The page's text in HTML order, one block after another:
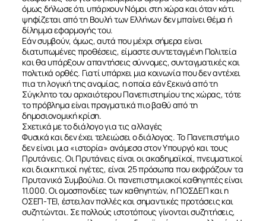
όμως δήλωσε ότι υπάρχουν Νόμοι στη χώρα και όταν κάτι
ψηφίζεται από τη Βουλή των Ελλήνων δεν μπαίνει θέμα ή
δίλημμα εφαρμογής του.
Εάν συμβούν, όμως, αυτά που μέχρι σήμερα είναι
διατυπωμένες προθέσεις, είμαστε συντεταγμένη Πολιτεία
και θα υπάρξουν απαντήσεις σύννομες, συνταγματικές και
πολιτικά ορθές. Γιατί υπάρχει μια κοινωνία που δεν αντέχει
πια τη λογική της ανομίας, η οποία εάν ξεκινά από τη
Σύγκλητο του αρχαιότερου Πανεπιστημίου της χώρας, τότε
το πρόβλημα είναι πραγματικά πιο βαθύ από τη
δημοσιονομική κρίση.
Σχετικά με το διάλογο για τις αλλαγές
Φυσικά και δεν έχει τελειώσει ο διάλογος. Το Πανεπιστήμιο
δεν είναι μια «ιστορία» ανάμεσα στον Υπουργό και τους
Πρυτάνεις. Οι Πρυτάνεις είναι οι ακαδημαϊκοί, πνευματικοί
και διοικητικοί ηγέτες, είναι 25 πρόσωπα που εκφράζουν τα
Πρυτανικά Συμβούλια. Οι πανεπιστημιακοί καθηγητές είναι
11.000. Οι ομοσπονδίες των καθηγητών, η ΠΟΣΔΕΠ και η
ΟΣΕΠ-ΤΕΙ, έστειλαν πολλές και σημαντικές προτάσεις και
συζητώνται. Σε πολλούς ιστοτόπους γίνονται συζητήσεις,